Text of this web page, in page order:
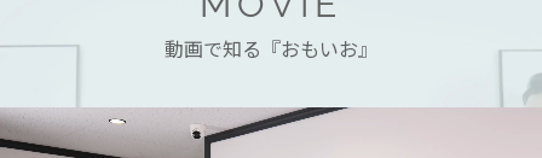
動画で知る『おもいお』